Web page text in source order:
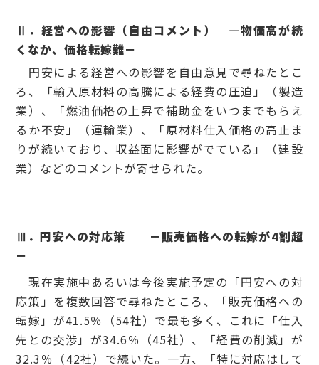
Ⅱ．経営への影響（自由コメント） ―物価高が続
くなか、価格転嫁難－
円安による経営への影響を自由意見で尋ねたとこ
ろ、「輸入原材料の高騰による経費の圧迫」（製造
業）、「燃油価格の上昇で補助金をいつまでもらえ
るか不安」（運輸業）、「原材料仕入価格の高止ま
りが続いており、収益面に影響がでている」（建設
業）などのコメントが寄せられた。
Ⅲ．円安への対応策 －販売価格への転嫁が4割超
－
現在実施中あるいは今後実施予定の「円安への対
応策」を複数回答で尋ねたところ、「販売価格への
転嫁」が41.5％（54社）で最も多く、これに「仕入
先との交渉」が34.6％（45社）、「経費の削減」が
32.3％（42社）で続いた。一方、「特に対応はして